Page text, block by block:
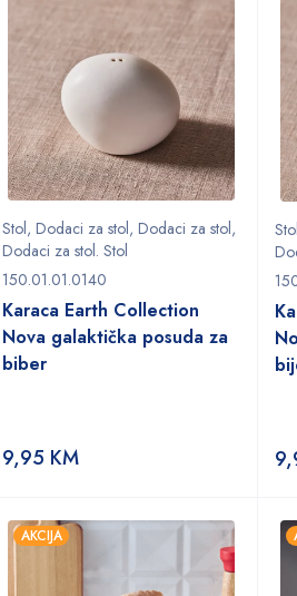
Stol, Dodaci za stol, Dodaci za stol,
Dodaci za stol. Stol
150.01.01.0140
Karaca Earth Collection
Nova galaktička posuda za
biber
9,95 KM
Stol
AKCIJA